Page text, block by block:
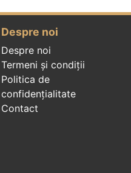
Despre noi
Despre noi
Termeni și condiții
Politica de
confidenţialitate
Contact